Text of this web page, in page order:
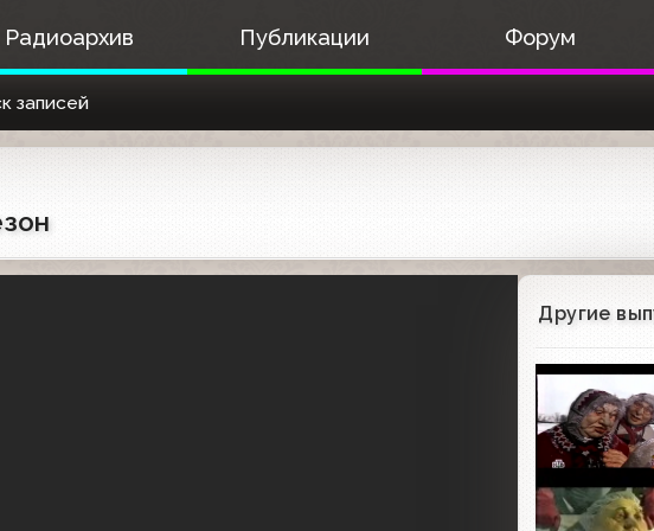
Радиоархив Публикации Форум
записей
Другие